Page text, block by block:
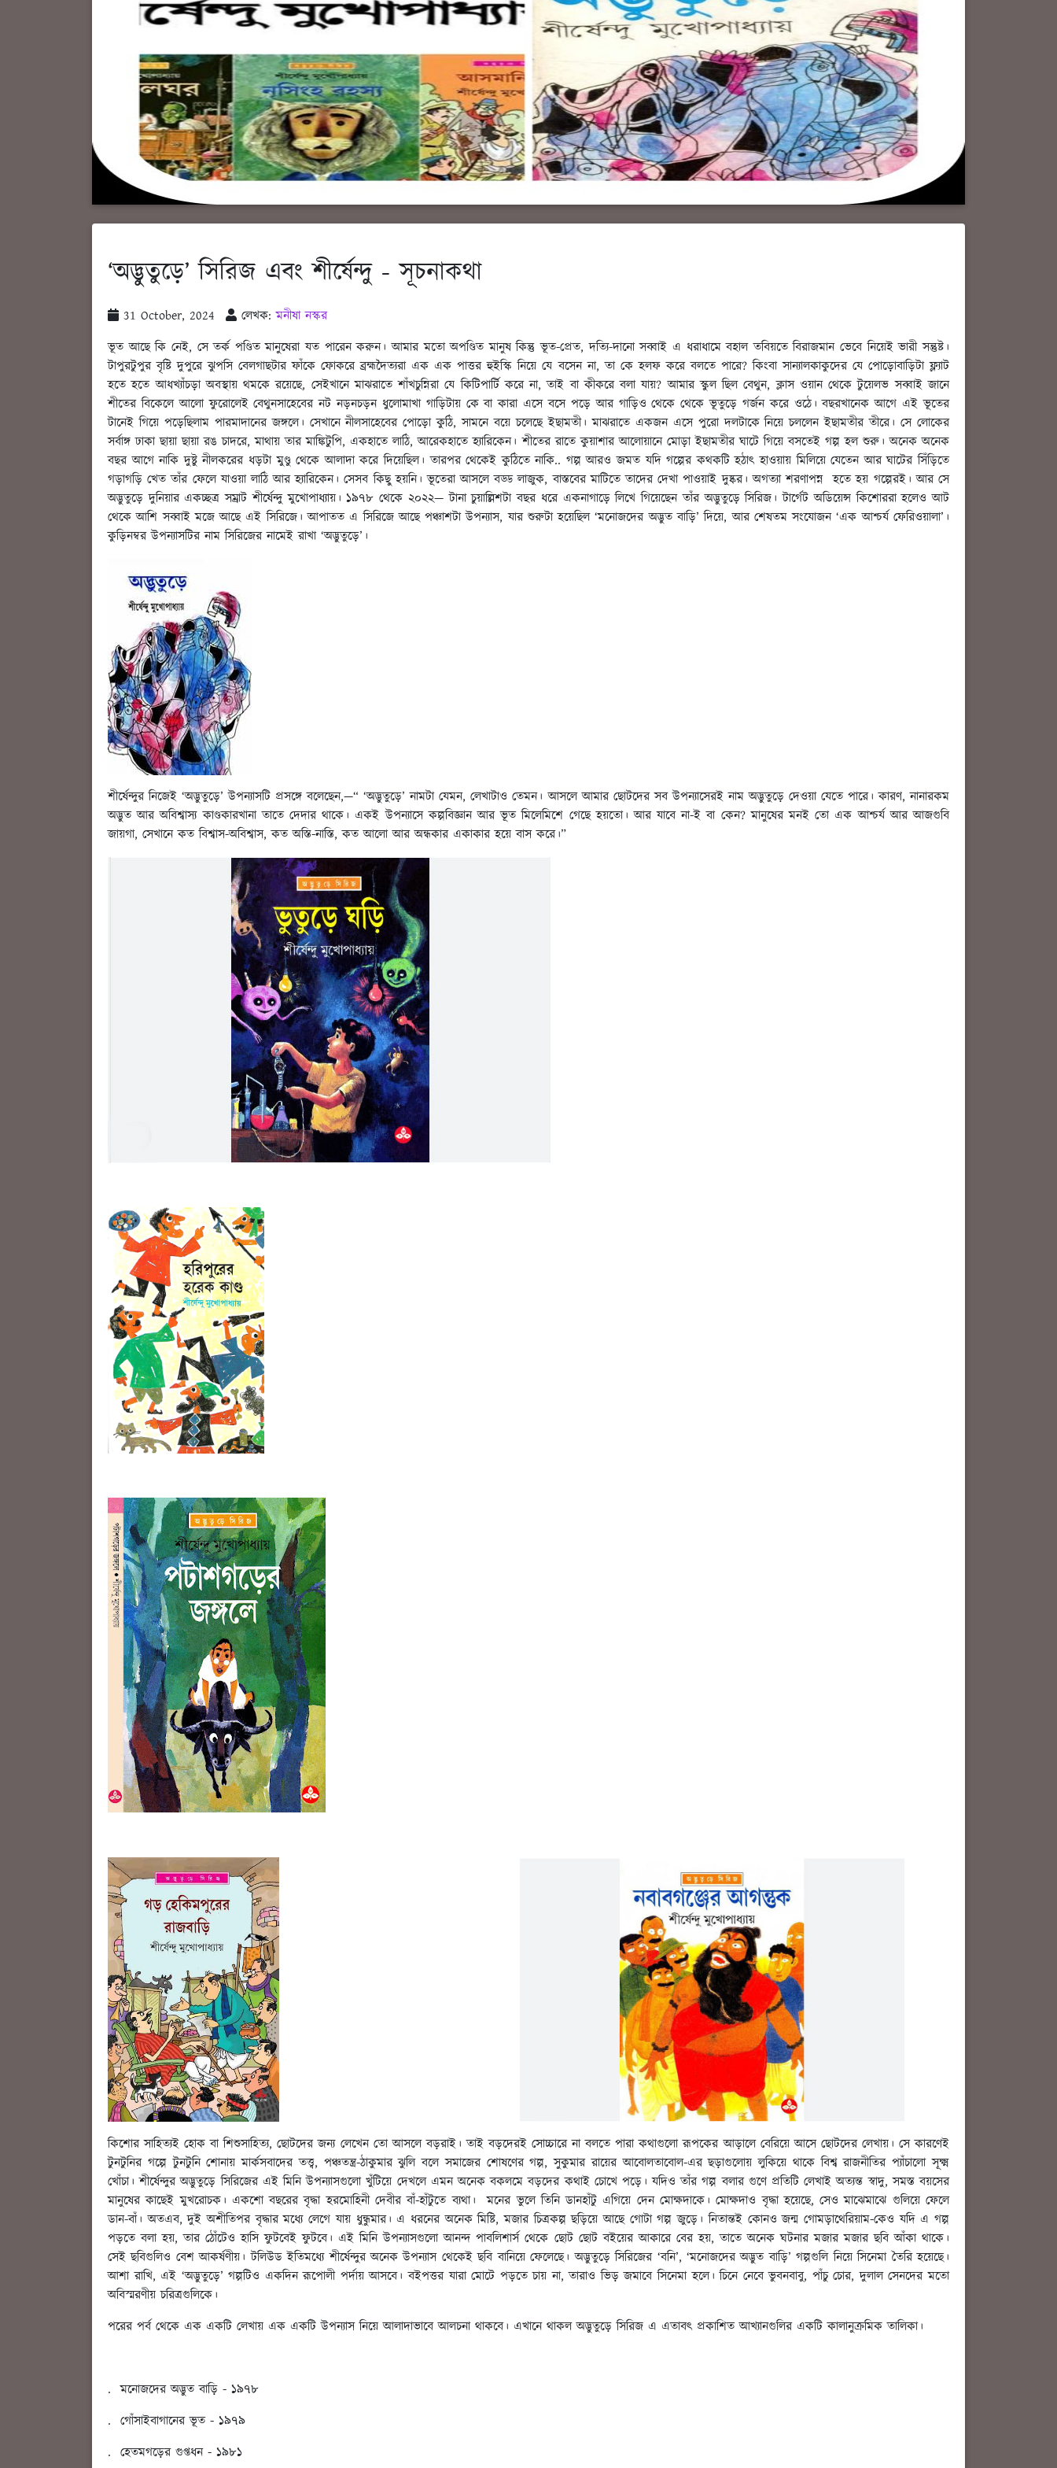
‘অদ্ভুতুড়ে’ সিরিজ এবং শীর্ষেন্দু - সূচনাকথা
31 October, 2024 লেখক:মনীষা নস্কর
ভূত আছে কি নেই, সে তর্ক পণ্ডিত মানুষেরা যত পারেন করুন। আমার মতো অপণ্ডিত মানুষ কিন্তু ভূত-প্রেত, দত্যি-দানো সব্বাই এ ধরাধামে বহাল তবিয়তে বিরাজমান ভেবে নিয়েই ভারী সন্তুষ্ট।
টাপুরটুপুর বৃষ্টি দুপুরে ঝুপসি বেলগাছটার ফাঁকে ফোকরে ব্রহ্মদৈত্যরা এক এক পাত্তর হুইস্কি নিয়ে যে বসেন না, তা কে হলফ করে বলতে পারে? কিংবা সান্যালকাকুদের যে পোড়োবাড়িটা ফ্ল্যাট
হতে হতে আধখ্যাঁচড়া অবস্থায় থমকে রয়েছে, সেইখানে মাঝরাতে শাঁখচুন্নিরা যে কিটিপার্টি করে না, তাই বা কীকরে বলা যায়? আমার স্কুল ছিল বেথুন, ক্লাস ওয়ান থেকে টুয়েলভ সব্বাই জানে
শীতের বিকেলে আলো ফুরোলেই বেথুনসাহেবের নট নড়নচড়ন ধুলোমাখা গাড়িটায় কে বা কারা এসে বসে পড়ে আর গাড়িও থেকে থেকে ভূতুড়ে গর্জন করে ওঠে। বছরখানেক আগে এই ভূতের
টানেই গিয়ে পড়েছিলাম পারমাদানের জঙ্গলে। সেখানে নীলসাহেবের পোড়ো কুঠি, সামনে বয়ে চলেছে ইছামতী। মাঝরাতে একজন এসে পুরো দলটাকে নিয়ে চললেন ইছামতীর তীরে। সে লোকের
সর্বাঙ্গ ঢাকা ছায়া ছায়া রঙ চাদরে, মাথায় তার মাঙ্কিটুপি, একহাতে লাঠি, আরেকহাতে হ্যারিকেন। শীতের রাতে কুয়াশার আলোয়ানে মোড়া ইছামতীর ঘাটে গিয়ে বসতেই গল্প হল শুরু। অনেক অনেক
বছর আগে নাকি দুষ্টু নীলকরের ধড়টা মুণ্ডু থেকে আলাদা করে দিয়েছিল। তারপর থেকেই কুঠিতে নাকি.. গল্প আরও জমত যদি গল্পের কথকটি হঠাৎ হাওয়ায় মিলিয়ে যেতেন আর ঘাটের সিঁড়িতে
গড়াগড়ি খেত তাঁর ফেলে যাওয়া লাঠি আর হ্যারিকেন। সেসব কিছু হয়নি। ভূতেরা আসলে বড্ড লাজুক, বাস্তবের মাটিতে তাদের দেখা পাওয়াই দুষ্কর। অগত্যা শরণাপন্ন হতে হয় গল্পেরই। আর সে
অদ্ভুতুড়ে দুনিয়ার একচ্ছত্র সম্রাট শীর্ষেন্দু মুখোপাধ্যায়। ১৯৭৮ থেকে ২০২২— টানা চুয়াল্লিশটা বছর ধরে একনাগাড়ে লিখে গিয়েছেন তাঁর অদ্ভুতুড়ে সিরিজ। টার্গেট অডিয়েন্স কিশোররা হলেও আট
থেকে আশি সব্বাই মজে আছে এই সিরিজে। আপাতত এ সিরিজে আছে পঞ্চাশটা উপন্যাস, যার শুরুটা হয়েছিল ‘মনোজদের অদ্ভুত বাড়ি’ দিয়ে, আর শেষতম সংযোজন ‘এক আশ্চর্য ফেরিওয়ালা’।
কুড়িনম্বর উপন্যাসটির নাম সিরিজের নামেই রাখা ‘অদ্ভুতুড়ে’।
শীর্ষেন্দুর নিজেই ‘অদ্ভুতুড়ে’ উপন্যাসটি প্রসঙ্গে বলেছেন,—“ ‘অদ্ভুতুড়ে’ নামটা যেমন, লেখাটাও তেমন। আসলে আমার ছোটদের সব উপন্যাসেরই নাম অদ্ভুতুড়ে দেওয়া যেতে পারে। কারণ, নানারকম
অদ্ভুত আর অবিশ্বাস্য কাণ্ডকারখানা তাতে দেদার থাকে। একই উপন্যাসে কল্পবিজ্ঞান আর ভূত মিলেমিশে গেছে হয়তো। আর যাবে না-ই বা কেন? মানুষের মনই তো এক আশ্চর্য আর আজগুবি
জায়গা, সেখানে কত বিশ্বাস-অবিশ্বাস, কত অস্তি-নাস্তি, কত আলো আর অন্ধকার একাকার হয়ে বাস করে।”
কিশোর সাহিত্যই হোক বা শিশুসাহিত্য, ছোটদের জন্য লেখেন তো আসলে বড়রাই। তাই বড়দেরই সোচ্চারে না বলতে পারা কথাগুলো রূপকের আড়ালে বেরিয়ে আসে ছোটদের লেখায়। সে কারণেই
টুনটুনির গল্পে টুনটুনি শোনায় মার্কসবাদের তত্ত্ব, পঞ্চতন্ত্র-ঠাকুমার ঝুলি বলে সমাজের শোষণের গল্প, সুকুমার রায়ের আবোলতাবোল-এর ছড়াগুলোয় লুকিয়ে থাকে বিশ্ব রাজনীতির প্যাঁচালো সূক্ষ্ম
খোঁচা। শীর্ষেন্দুর অদ্ভুতুড়ে সিরিজের এই মিনি উপন্যাসগুলো খুঁটিয়ে দেখলে এমন অনেক বকলমে বড়দের কথাই চোখে পড়ে। যদিও তাঁর গল্প বলার গুণে প্রতিটি লেখাই অত্যন্ত স্বাদু, সমস্ত বয়সের
মানুষের কাছেই মুখরোচক। একশো বছরের বৃদ্ধা হরমোহিনী দেবীর বাঁ-হাঁটুতে ব্যথা। মনের ভুলে তিনি ডানহাঁটু এগিয়ে দেন মোক্ষদাকে। মোক্ষদাও বৃদ্ধা হয়েছে, সেও মাঝেমাঝে গুলিয়ে ফেলে
ডান-বাঁ। অতএব, দুই অশীতিপর বৃদ্ধার মধ্যে লেগে যায় ধুন্ধুমার। এ ধরনের অনেক মিষ্টি, মজার চিত্রকল্প ছড়িয়ে আছে গোটা গল্প জুড়ে। নিতান্তই কোনও জন্ম গোমড়াথেরিয়াম-কেও যদি এ গল্প
পড়তে বলা হয়, তার ঠোঁটেও হাসি ফুটবেই ফুটবে। এই মিনি উপন্যাসগুলো আনন্দ পাবলিশার্স থেকে ছোট ছোট বইয়ের আকারে বের হয়, তাতে অনেক ঘটনার মজার মজার ছবি আঁকা থাকে।
সেই ছবিগুলিও বেশ আকর্ষণীয়। টলিউড ইতিমধ্যে শীর্ষেন্দুর অনেক উপন্যাস থেকেই ছবি বানিয়ে ফেলেছে। অদ্ভুতুড়ে সিরিজের ‘বনি’, ‘মনোজদের অদ্ভুত বাড়ি’ গল্পগুলি নিয়ে সিনেমা তৈরি হয়েছে।
আশা রাখি, এই ‘অদ্ভুতুড়ে’ গল্পটিও একদিন রূপোলী পর্দায় আসবে। বইপত্তর যারা মোটে পড়তে চায় না, তারাও ভিড় জমাবে সিনেমা হলে। চিনে নেবে ভুবনবাবু, পাঁচু চোর, দুলাল সেনদের মতো
অবিস্মরণীয় চরিত্রগুলিকে।
পরের পর্ব থেকে এক একটি লেখায় এক একটি উপন্যাস নিয়ে আলাদাভাবে আলচনা থাকবে। এখানে থাকল অদ্ভুতুড়ে সিরিজ এ এতাবৎ প্রকাশিত আখ্যানগুলির একটি কালানুক্রমিক তালিকা।
. মনোজদের অদ্ভুত বাড়ি - ১৯৭৮
. গোঁসাইবাগানের ভূত - ১৯৭৯
. হেতমগড়ের গুপ্তধন - ১৯৮১